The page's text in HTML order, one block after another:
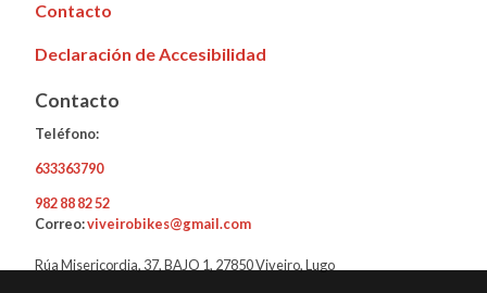
Contacto
Declaración de Accesibilidad
Contacto
Teléfono:
633363790
982 88 82 52
Correo:viveirobikes@gmail.com
Rúa Misericordia, 37, BAJO 1, 27850 Viveiro, Lugo